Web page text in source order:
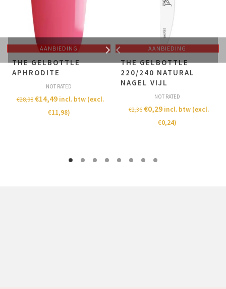
AANBIEDING
THE GELBOTTLE
APHRODITE
NOT RATED
€28,98 €14,49 incl. btw (excl.
€11,98)
AANBIEDING
THE GELBOTTLE
220/240 NATURAL
NAGEL VIJL
NOT RATED
€2,36 €0,29 incl. btw (excl.
€0,24)